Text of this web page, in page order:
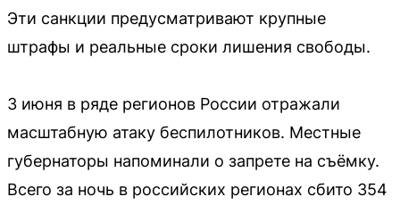
Эти санкции предусматривают крупные
штрафы и реальные сроки лишения свободы.
3 июня в ряде регионов России отражали
масштабную атаку беспилотников. Местные
губернаторы напоминали о запрете на съёмку.
Всего за ночь в российских регионах сбито 354